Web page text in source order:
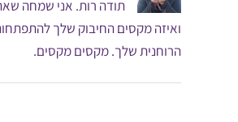
תודה רות. אני שמחה
ואיזה מקסים החיבוק שלך
הרוחנית שלך. מקסים מקסים.